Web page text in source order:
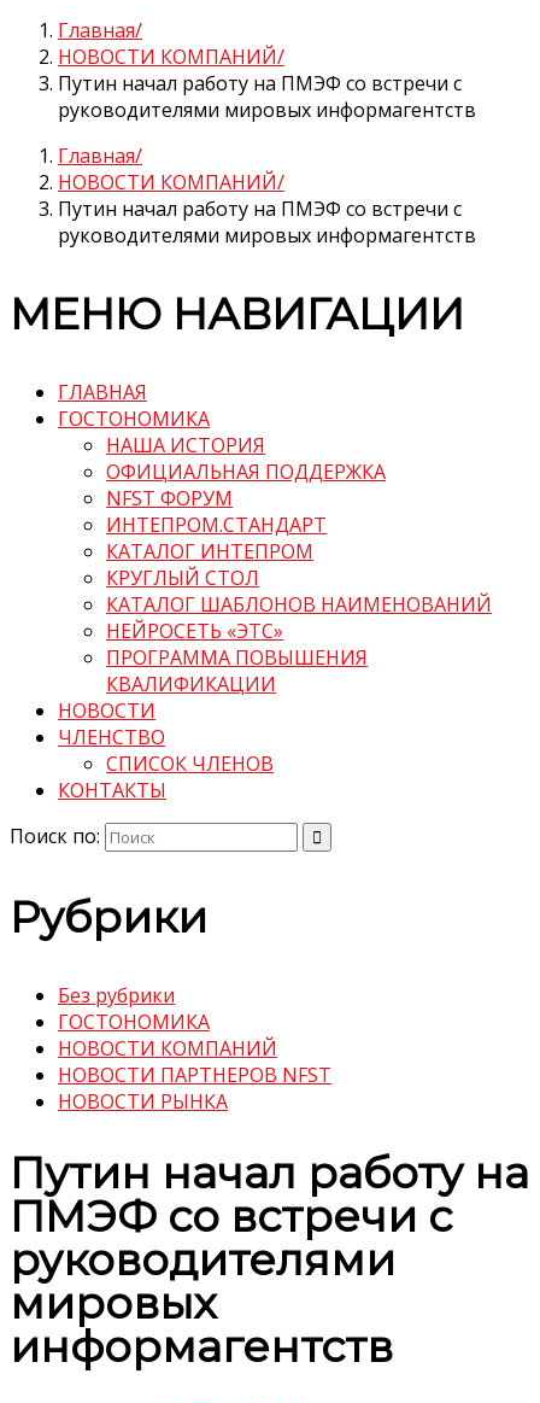
Главная
НОВОСТИ КОМПАНИЙ
Путин начал работу на ПМЭФ со встречи с
руководителями мировых информагентств
Главная
НОВОСТИ КОМПАНИЙ
Путин начал работу на ПМЭФ со встречи с
руководителями мировых информагентств
МЕНЮ НАВИГАЦИИ
ГЛАВНАЯ
ГОСТОНОМИКА
НАША ИСТОРИЯ
ОФИЦИАЛЬНАЯ ПОДДЕРЖКА
NFST ФОРУМ
ИНТЕПРОМ.СТАНДАРТ
КАТАЛОГ ИНТЕПРОМ
КРУГЛЫЙ СТОЛ
КАТАЛОГ ШАБЛОНОВ НАИМЕНОВАНИЙ
НЕЙРОСЕТЬ «ЭТС»
ПРОГРАММА ПОВЫШЕНИЯ
КВАЛИФИКАЦИИ
НОВОСТИ
ЧЛЕНСТВО
СПИСОК ЧЛЕНОВ
КОНТАКТЫ
Поиск по:
Рубрики
Без рубрики
ГОСТОНОМИКА
НОВОСТИ КОМПАНИЙ
НОВОСТИ ПАРТНЕРОВ NFST
НОВОСТИ РЫНКА
Путин начал работу на
ПМЭФ со встречи с
руководителями
мировых
информагентств